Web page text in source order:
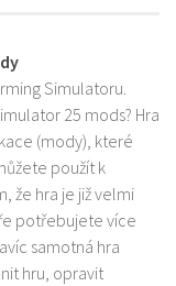
Simulatoru.
25 mods? Hra
(mody), které
použít k
že hra je již velmi
potřebujete více
samotná hra
hru, opravit